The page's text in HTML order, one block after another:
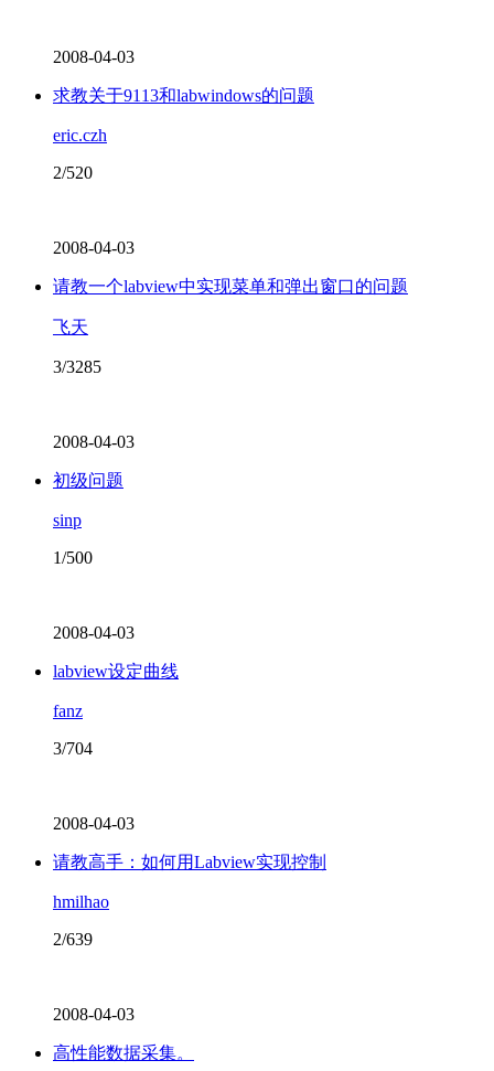
2008-04-03
求教关于9113和labwindows的问题
eric.czh
2/520
2008-04-03
请教一个labview中实现菜单和弹出窗口的问题
飞天
3/3285
2008-04-03
初级问题
sinp
1/500
2008-04-03
labview设定曲线
fanz
3/704
2008-04-03
请教高手：如何用Labview实现控制
hmilhao
2/639
2008-04-03
高性能数据采集。